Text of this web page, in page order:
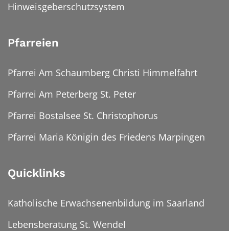
Hinweisgeberschutzsystem
Pfarreien
Pfarrei Am Schaumberg Christi Himmelfahrt
Pfarrei Am Peterberg St. Peter
Pfarrei Bostalsee St. Christophorus
Pfarrei Maria Königin des Friedens Marpingen
Quicklinks
Katholische Erwachsenenbildung im Saarland
Lebensberatung St. Wendel